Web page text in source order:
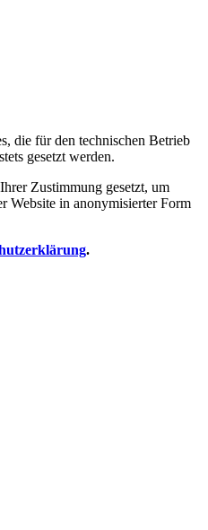
die für den technischen Betrieb
gesetzt werden.
Zustimmung gesetzt, um
Website in anonymisierter Form
.